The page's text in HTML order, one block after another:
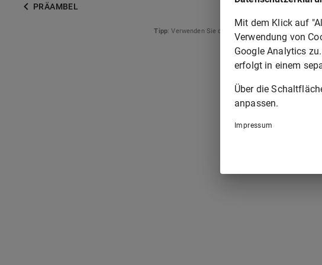
PRÄAMBEL
Tipp: Verwenden Sie die Pfeiltasten der Tastatur zur
Mit dem Klick auf
Verwendung von
Google Analytics
erfolgt in einem
Über die
anpassen.
Impressum